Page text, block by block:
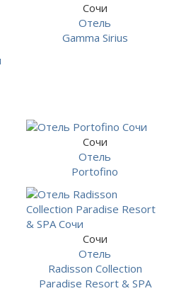
Сочи
Отель
Gamma Sirius
Сочи
Отель
Portofino
Сочи
Отель
Radisson Collection
Paradise Resort & SPA